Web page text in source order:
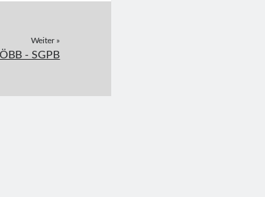
Weiter »
- SGPB